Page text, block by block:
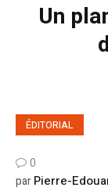
Un
ÉDITORIAL
0
parPierre-